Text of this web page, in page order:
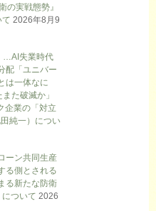
の実戦態勢』
2026年8月9
…AI失業時代
配「ユニバー
は一体なに
た破滅か」
企業の「対立
純一）につい
ーン共同生産
側とされる
る新たな防衛
ついて 2026